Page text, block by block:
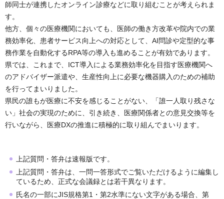
師同士が連携したオンライン診療などに取り組むことが考えられま
す。
他方、個々の医療機関においても、医師の働き方改革や院内での業
務効率化、患者サービス向上への対応として、AI問診や定型的な事
務作業を自動化するRPA等の導入も進めることが有効であります。
県では、これまで、ICT導入による業務効率化を目指す医療機関へ
のアドバイザー派遣や、生産性向上に必要な機器購入のための補助
を行ってまいりました。
県民の誰もが医療に不安を感じることがない、「誰一人取り残さな
い」社会の実現のために、引き続き、医療関係者との意見交換等を
行いながら、医療DXの推進に積極的に取り組んでまいります。
上記質問・答弁は速報版です。
上記質問・答弁は、一問一答形式でご覧いただけるように編集し
ているため、正式な会議録とは若干異なります。
氏名の一部にJIS規格第1・第2水準にない文字がある場合、第